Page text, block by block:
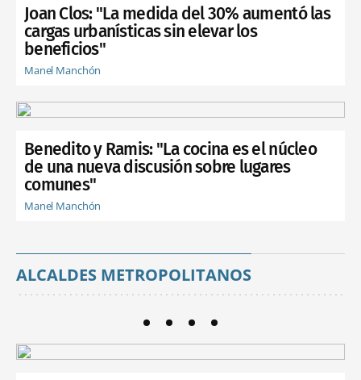
Joan Clos: "La medida del 30% aumentó las
cargas urbanísticas sin elevar los
beneficios"
Manel Manchón
Benedito y Ramis: "La cocina es el núcleo
de una nueva discusión sobre lugares
comunes"
Manel Manchón
ALCALDES METROPOLITANOS